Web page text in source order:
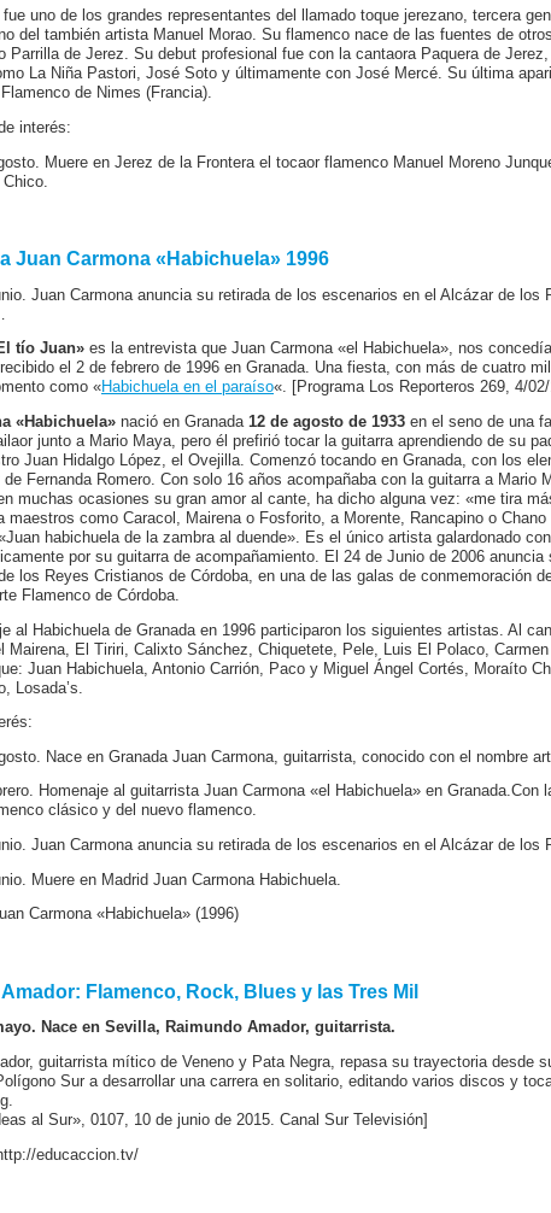
fue uno de los grandes representantes del llamado toque jerezano, tercera
del también artista Manuel Morao. Su flamenco nace de las fuentes de
Parrilla de Jerez. Su debut profesional fue con la cantaora Paquera de
La Niña Pastori, José Soto y últimamente con José Mercé. Su última
de Nimes (Francia).
interés:
Muere en Jerez de la Frontera el tocaor flamenco Manuel Moreno
Juan Carmona «Habichuela» 1996
Juan Carmona anuncia su retirada de los escenarios en el Alcázar de los
tío Juan» es la entrevista que Juan Carmona «el Habichuela», nos
el 2 de febrero de 1996 en Granada. Una fiesta, con más de cuatro
como «Habichuela en el paraíso«. [Programa Los Reporteros 269, 4/
«Habichuela» nació en Granada 12 de agosto de 1933 en el seno de una
junto a Mario Maya, pero él prefirió tocar la guitarra aprendiendo de su
Juan Hidalgo López, el Ovejilla. Comenzó tocando en Granada, con los
Fernanda Romero. Con solo 16 años acompañaba con la guitarra a Mario
muchas ocasiones su gran amor al cante, ha dicho alguna vez: «me tira
maestros como Caracol, Mairena o Fosforito, a Morente, Rancapino o
habichuela de la zambra al duende». Es el único artista galardonado
por su guitarra de acompañamiento. El 24 de Junio de 2006 anuncia
los Reyes Cristianos de Córdoba, en una de las galas de conmemoración
Flamenco de Córdoba.
al Habichuela de Granada en 1996 participaron los siguientes artistas. Al
Mairena, El Tiriri, Calixto Sánchez, Chiquetete, Pele, Luis El Polaco,
Juan Habichuela, Antonio Carrión, Paco y Miguel Ángel Cortés, Moraíto
Losada’s.
Nace en Granada Juan Carmona, guitarrista, conocido con el nombre
Homenaje al guitarrista Juan Carmona «el Habichuela» en Granada.Con
clásico y del nuevo flamenco.
Juan Carmona anuncia su retirada de los escenarios en el Alcázar de los
Muere en Madrid Juan Carmona Habichuela.
Carmona «Habichuela» (1996)
Flamenco, Rock, Blues y las Tres Mil
Nace en Sevilla, Raimundo Amador, guitarrista.
guitarrista mítico de Veneno y Pata Negra, repasa su trayectoria desde
Sur a desarrollar una carrera en solitario, editando varios discos y
al Sur», 0107, 10 de junio de 2015. Canal Sur Televisión]
educaccion.tv/